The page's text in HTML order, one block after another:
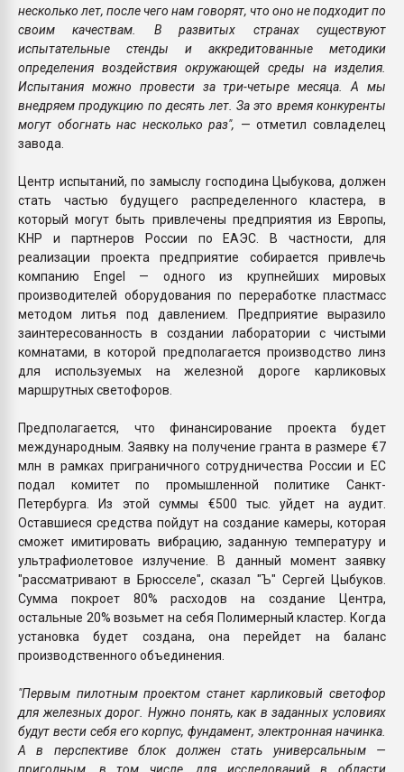
несколько лет, после чего нам говорят, что оно не подходит по
своим качествам. В развитых странах существуют
испытательные стенды и аккредитованные методики
определения воздействия окружающей среды на изделия.
Испытания можно провести за три-четыре месяца. А мы
внедряем продукцию по десять лет. За это время конкуренты
могут обогнать нас несколько раз", — отметил совладелец
завода.
Центр испытаний, по замыслу господина Цыбукова, должен
стать частью будущего распределенного кластера, в
который могут быть привлечены предприятия из Европы,
КНР и партнеров России по ЕАЭС. В частности, для
реализации проекта предприятие собирается привлечь
компанию Engel — одного из крупнейших мировых
производителей оборудования по переработке пластмасс
методом литья под давлением. Предприятие выразило
заинтересованность в создании лаборатории с чистыми
комнатами, в которой предполагается производство линз
для используемых на железной дороге карликовых
маршрутных светофоров.
Предполагается, что финансирование проекта будет
международным. Заявку на получение гранта в размере €7
млн в рамках приграничного сотрудничества России и ЕС
подал комитет по промышленной политике Санкт-
Петербурга. Из этой суммы €500 тыс. уйдет на аудит.
Оставшиеся средства пойдут на создание камеры, которая
сможет имитировать вибрацию, заданную температуру и
ультрафиолетовое излучение. В данный момент заявку
"рассматривают в Брюсселе", сказал "Ъ" Сергей Цыбуков.
Сумма покроет 80% расходов на создание Центра,
остальные 20% возьмет на себя Полимерный кластер. Когда
установка будет создана, она перейдет на баланс
производственного объединения.
"Первым пилотным проектом станет карликовый светофор
для железных дорог. Нужно понять, как в заданных условиях
будут вести себя его корпус, фундамент, электронная начинка.
А в перспективе блок должен стать универсальным —
пригодным, в том числе, для исследований в области